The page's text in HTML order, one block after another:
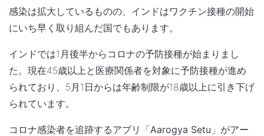
感染は拡大しているものの、インドはワクチン接種の開始
にいち早く取り組んだ国でもあります。
インドでは1月後半からコロナの予防接種が始まりまし
た。現在45歳以上と医療関係者を対象に予防接種が進め
られており、5月1日からは年齢制限が18歳以上に引き下げ
られています。
コロナ感染者を追跡するアプリ 「Aarogya Setu」 がアー